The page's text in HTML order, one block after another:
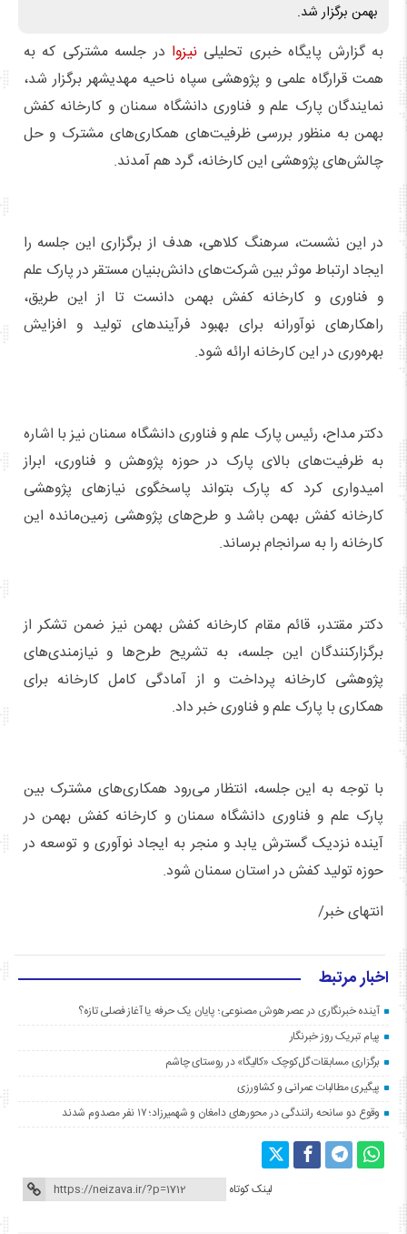
بهمن برگزار شد.
به گزارش پایگاه خبری تحلیلی نیزوا در جلسه مشترکی که به
همت قرارگاه علمی و پژوهشی سپاه ناحیه مهدیشهر برگزار شد،
نمایندگان پارک علم و فناوری دانشگاه سمنان و کارخانه کفش
بهمن به منظور بررسی ظرفیت‌های همکاری‌های مشترک و حل
چالش‌های پژوهشی این کارخانه، گرد هم آمدند.
در این نشست، سرهنگ کلاهی، هدف از برگزاری این جلسه را
ایجاد ارتباط موثر بین شرکت‌های دانش‌بنیان مستقر در پارک علم
و فناوری و کارخانه کفش بهمن دانست تا از این طریق،
راهکارهای نوآورانه برای بهبود فرآیندهای تولید و افزایش
بهره‌وری در این کارخانه ارائه شود.
دکتر مداح، رئیس پارک علم و فناوری دانشگاه سمنان نیز با اشاره
به ظرفیت‌های بالای پارک در حوزه پژوهش و فناوری، ابراز
امیدواری کرد که پارک بتواند پاسخگوی نیازهای پژوهشی
کارخانه کفش بهمن باشد و طرح‌های پژوهشی زمین‌مانده این
کارخانه را به سرانجام برساند.
دکتر مقتدر، قائم مقام کارخانه کفش بهمن نیز ضمن تشکر از
برگزارکنندگان این جلسه، به تشریح طرح‌ها و نیازمندی‌های
پژوهشی کارخانه پرداخت و از آمادگی کامل کارخانه برای
همکاری با پارک علم و فناوری خبر داد.
با توجه به این جلسه، انتظار می‌رود همکاری‌های مشترک بین
پارک علم و فناوری دانشگاه سمنان و کارخانه کفش بهمن در
آینده نزدیک گسترش یابد و منجر به ایجاد نوآوری و توسعه در
حوزه تولید کفش در استان سمنان شود.
انتهای خبر/
اخبار مرتبط
آینده خبرنگاری در عصر هوش مصنوعی؛ پایان یک حرفه یا آغاز فصلی تازه؟
پیام تبریک روز خبرنگار
برگزاری مسابقات گل‌کوچک «کالیگا» در روستای چاشم
پیگیری مطالبات عمرانی و کشاورزی
وقوع دو سانحه رانندگی در محورهای دامغان و شهمیرزاد؛ ۱۷ نفر مصدوم شدند
لینک کوتاه